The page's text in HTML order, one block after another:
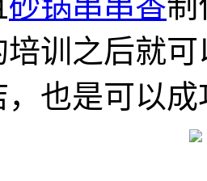
训之后就
也是可以